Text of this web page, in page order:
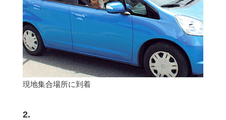
現地集合場所に到着
2.